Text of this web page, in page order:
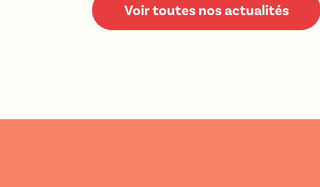
Voir toutes nos actualités